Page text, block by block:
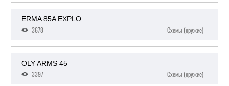
ERMA 85A EXPLO
3678
Схемы (оружие)
OLY ARMS 45
3397
Схемы (оружие)